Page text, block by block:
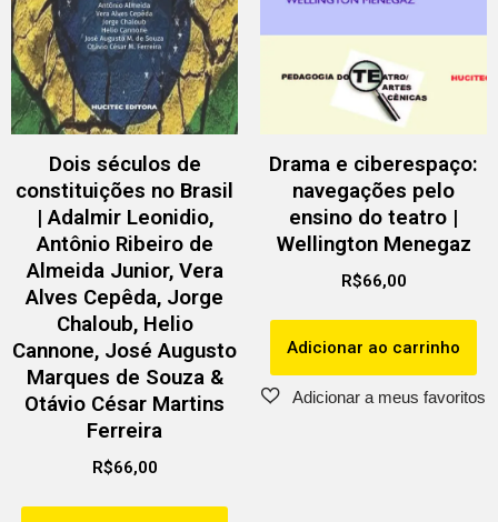
Dois séculos de
constituições no Brasil
| Adalmir Leonidio,
Antônio Ribeiro de
Almeida Junior, Vera
Alves Cepêda, Jorge
Chaloub, Helio
Cannone, José Augusto
Marques de Souza &
Otávio César Martins
Ferreira
R$66,00
Drama e ciberespaço:
navegações pelo
ensino do teatro |
Wellington Menegaz
R$66,00
Adicionar ao carrinho